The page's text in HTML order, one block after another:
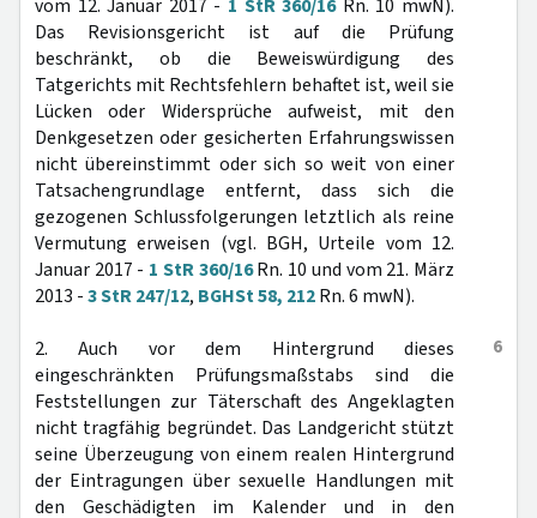
vom 12. Januar 2017 - 1 StR 360/16Rn. 10 mwN).
Das Revisionsgericht ist auf die Prüfung
beschränkt, ob die Beweiswürdigung des
Tatgerichts mit Rechtsfehlern behaftet ist, weil sie
Lücken oder Widersprüche aufweist, mit den
Denkgesetzen oder gesicherten Erfahrungswissen
nicht übereinstimmt oder sich so weit von einer
Tatsachengrundlage entfernt, dass sich die
gezogenen Schlussfolgerungen letztlich als reine
Vermutung erweisen (vgl. BGH, Urteile vom 12.
Januar 2017 - 1 StR 360/16Rn. 10 und vom 21. März
2013 -3 StR 247/12, BGHSt 58, 212Rn. 6 mwN).
6
2. Auch vor dem Hintergrund dieses
eingeschränkten Prüfungsmaßstabs sind die
Feststellungen zur Täterschaft des Angeklagten
nicht tragfähig begründet. Das Landgericht stützt
seine Überzeugung von einem realen Hintergrund
der Eintragungen über sexuelle Handlungen mit
den Geschädigten im Kalender und in den